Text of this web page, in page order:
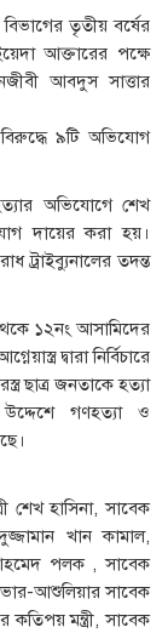
তৃতীয় বর্ষের
আক্তারের পক্ষে
আবদুস সাত্তার
বিরুদ্ধে ৯টি অভিযোগ
অভিযোগে শেখ
দায়ের করা হয়।
ট্রাইব্যুনালের তদন্ত
১২নং আসামিদের
দ্বারা নির্বিচারে
ছাত্র জনতাকে হত্যা
গণহত্যা ও
শেখ হাসিনা, সাবেক
খান কামাল,
আহমেদ পলক , সাবেক
আশুলিয়ার সাবেক
মন্ত্রী, সাবেক